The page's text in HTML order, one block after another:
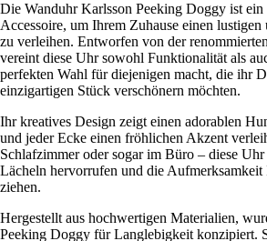
Die Wanduhr Karlsson Peeking Doggy ist ein
Accessoire, um Ihrem Zuhause einen
zu verleihen. Entworfen von der
vereint diese Uhr sowohl Funktionalität als
perfekten Wahl für diejenigen macht, die ihr
einzigartigen Stück verschönern möchten.
Ihr kreatives Design zeigt einen adorablen
und jeder Ecke einen fröhlichen Akzent
Schlafzimmer oder sogar im Büro – diese
Lächeln hervorrufen und die Aufmerksamkeit
ziehen.
Hergestellt aus hochwertigen Materialien,
Peeking Doggy für Langlebigkeit konzipiert.